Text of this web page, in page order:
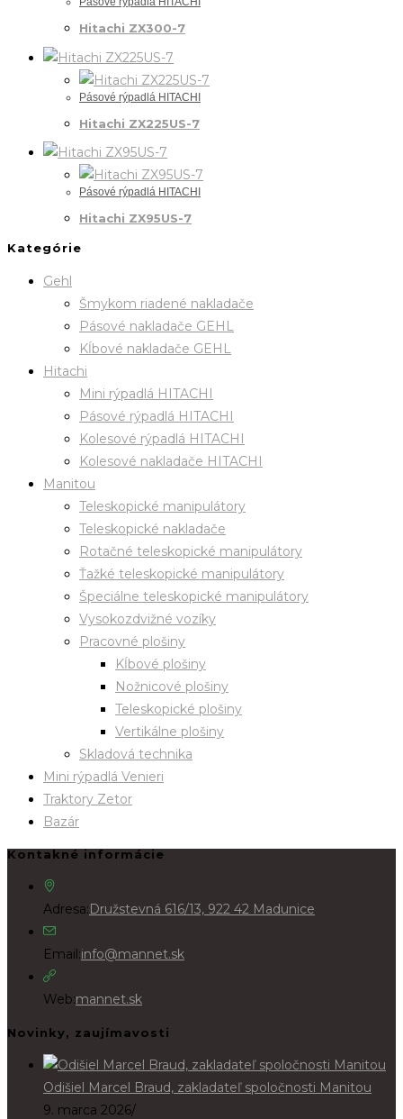
Hitachi ZX300-7
Pásové rýpadlá HITACHI
Hitachi ZX225US-7
Pásové rýpadlá HITACHI
Hitachi ZX95US-7
Kategórie
Gehl
Šmykom riadené nakladače
Pásové nakladače GEHL
Kĺbové nakladače GEHL
Hitachi
Mini rýpadlá HITACHI
Pásové rýpadlá HITACHI
Kolesové rýpadlá HITACHI
Kolesové nakladače HITACHI
Manitou
Teleskopické manipulátory
Teleskopické nakladače
Rotačné teleskopické manipulátory
Ťažké teleskopické manipulátory
Špeciálne teleskopické manipulátory
Vysokozdvižné vozíky
Pracovné plošiny
Kĺbové plošiny
Nožnicové plošiny
Teleskopické plošiny
Vertikálne plošiny
Skladová technika
Mini rýpadlá Venieri
Traktory Zetor
Bazár
Kontakné informácie
Adresa:Družstevná 616/13, 922 42 Madunice
Email:info@mannet.sk
Web:mannet.sk
Novinky, zaujímavosti
Odišiel Marcel Braud, zakladateľ spoločnosti Manitou
9. marca 2026/